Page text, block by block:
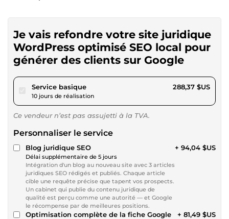
Je vais refondre votre site juridique
WordPress optimisé SEO local pour
générer des clients sur Google
Service basiquepour 265,78 $US
10 jours de réalisation
288,37 $US
Ce vendeur n’est pas assujetti à la TVA.
Personnaliser le service
Blog juridique SEO
Délai supplémentaire de 5 jours
Intégration d'un blog au nouveau site avec 3 articles
juridiques SEO rédigés et publiés. Chaque article
cible une requête précise que tapent vos prospects.
Un cabinet qui publie du contenu juridique de
qualité est perçu comme une autorité — et Google
le récompense par de meilleures positions.
+ 94,04 $US
Optimisation complète de la fiche Google
+ 81,49 $US